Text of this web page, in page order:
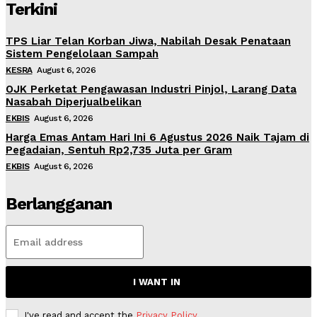
Terkini
TPS Liar Telan Korban Jiwa, Nabilah Desak Penataan
Sistem Pengelolaan Sampah
KESRA August 6, 2026
OJK Perketat Pengawasan Industri Pinjol, Larang Data
Nasabah Diperjualbelikan
EKBIS August 6, 2026
Harga Emas Antam Hari Ini 6 Agustus 2026 Naik Tajam di
Pegadaian, Sentuh Rp2,735 Juta per Gram
EKBIS August 6, 2026
Berlangganan
I WANT IN